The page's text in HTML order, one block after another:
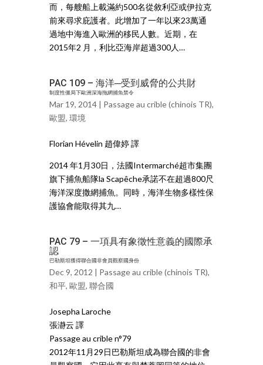
而，每艘船上載滿約500名從敘利亞或伊拉克
前來尋求庇護者。此增加了一年以來23萬通
過地中海進入歐洲的移民人數。近期，在
2015年2 月，利比亞海岸超過300人…
PAC 109 – 海洋─受到威脅的公共財
制度性僵局下歐洲深海拖網捕魚禁令
Mar 19, 2014 | Passage au crible (chinois TR),
歐盟, 環境
Florian Hévelin 趙偉婷 譯
2014 年1月30日，法國Intermarché超市集團
旗下捕魚船隊la Scapêche承諾不在超過800尺
海洋深度撒網捕魚。同時，海洋生物多樣性保
護協會能取得其九…
PAC 79 – 一項具有象徵性意義的國際承
認
巴勒斯坦獲得聯合國非會員觀察國身份
Dec 9, 2012 | Passage au crible (chinois TR),
和平, 歐盟, 聯合國
Josepha Laroche
張瀞云 譯
Passage au crible n°79
2012年11月29日巴勒斯坦成為聯合國的非會